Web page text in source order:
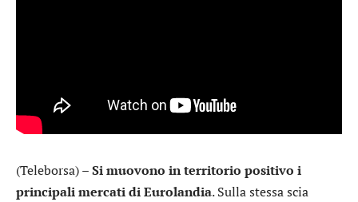
(Teleborsa) –Si muovono in territorio positivo i
principali mercati di Eurolandia. Sulla stessa scia